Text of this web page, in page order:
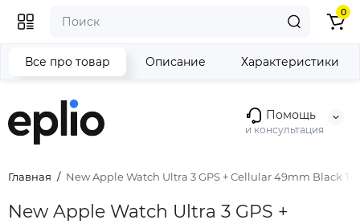
Помощь
и консультация
0
Главная New Apple Watch Ultra 3 GPS + Cellular 49mm Black
New Apple Watch Ultra 3 GPS +
Все про товар Описание Характеристики